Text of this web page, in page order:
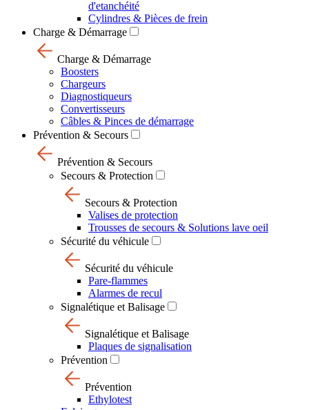
d'etanchéité
Cylindres & Pièces de frein
Charge & Démarrage
Charge & Démarrage
Boosters
Chargeurs
Diagnostiqueurs
Convertisseurs
Câbles & Pinces de démarrage
Prévention & Secours
Prévention & Secours
Secours & Protection
Secours & Protection
Valises de protection
Trousses de secours & Solutions lave oeil
Sécurité du véhicule
Sécurité du véhicule
Pare-flammes
Alarmes de recul
Signalétique et Balisage
Signalétique et Balisage
Plaques de signalisation
Prévention
Prévention
Ethylotest